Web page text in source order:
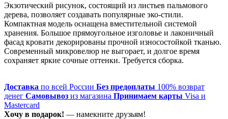
Экзотический рисунок, состоящий из листьев пальмового
дерева, позволяет создавать популярные эко-стили.
Компактная модель оснащена вместительной системой
хранения. Большое прямоугольное изголовье и лаконичный
фасад кровати декорированы прочной износостойкой тканью.
Современный микровелюр не выгорает, и долгое время
сохраняет яркие сочные оттенки. Требуется сборка.
Доставка по всей России Без предоплаты 100% возврат
денег Самовывоз из магазина Принимаем карты Visa и
Mastercard
Хочу в подарок! — намекните друзьям!